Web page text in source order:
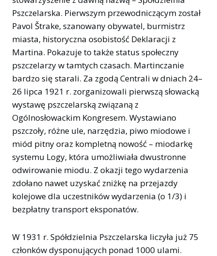
Pszczelarska. Pierwszym przewodniczącym został
Pavol Štrake, szanowany obywatel, burmistrz
miasta, historyczna osobistość Deklaracji z
Martina. Pokazuje to także status społeczny
pszczelarzy w tamtych czasach. Martinczanie
bardzo się starali. Za zgodą Centrali w dniach 24–
26 lipca 1921 r. zorganizowali pierwszą słowacką
wystawę pszczelarską związaną z
Ogólnosłowackim Kongresem. Wystawiano
pszczoły, różne ule, narzędzia, piwo miodowe i
miód pitny oraz kompletną nowość – miodarkę
systemu Logy, która umożliwiała dwustronne
odwirowanie miodu. Z okazji tego wydarzenia
zdołano nawet uzyskać zniżkę na przejazdy
kolejowe dla uczestników wydarzenia (o 1/3) i
bezpłatny transport eksponatów.
W 1931 r. Spółdzielnia Pszczelarska liczyła już 75
członków dysponujących ponad 1000 ulami.